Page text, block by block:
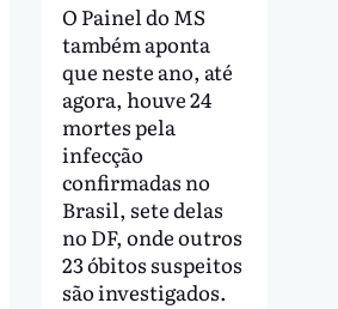
O Painel do MS
também aponta
que neste ano, até
agora, houve 24
mortes pela
infecção
confirmadas no
Brasil, sete delas
no DF, onde outros
23 óbitos suspeitos
são investigados.